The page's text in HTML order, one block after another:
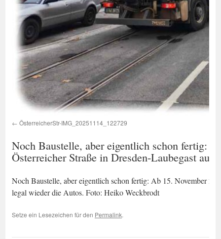
ÖsterreicherStr-IMG_20251114_122729
Noch Baustelle, aber eigentlich schon fertig:
Österreicher Straße in Dresden-Laubegast
Noch Baustelle, aber eigentlich schon fertig: Ab 15. November
legal wieder die Autos. Foto: Heiko Weckbrodt
Setze ein Lesezeichen für den Permalink.